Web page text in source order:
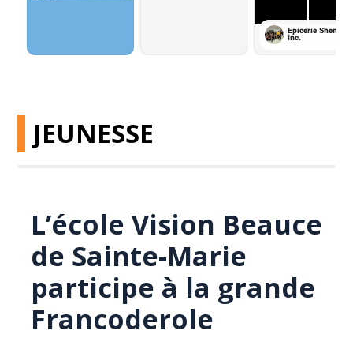
JEUNESSE
L’école Vision Beauce
de Sainte-Marie
participe à la grande
Francoderole